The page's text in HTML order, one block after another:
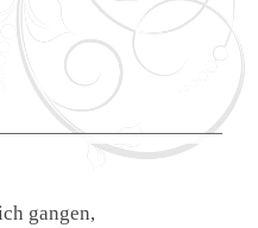
gangen,